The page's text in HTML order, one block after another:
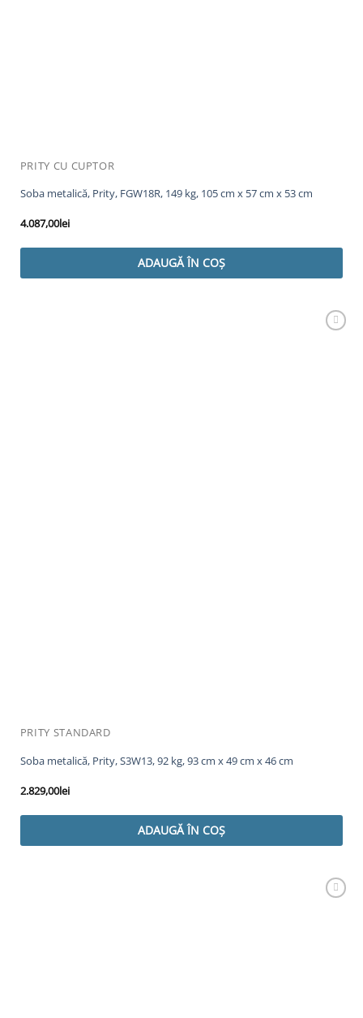
PRITY CU CUPTOR
Soba metalică, Prity, FGW18R, 149 kg, 105 cm x 57 cm x 53 cm
4.087,00lei
ADAUGĂ ÎN COȘ
PRITY STANDARD
Soba metalică, Prity, S3W13, 92 kg, 93 cm x 49 cm x 46 cm
2.829,00lei
ADAUGĂ ÎN COȘ